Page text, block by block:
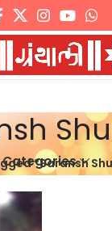
Categories
“Saransh